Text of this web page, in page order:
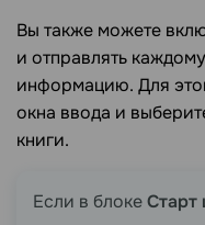
Вы также можете
и отправлять
информацию. Для
окна ввода и
книги.
Если в блокеСтарт